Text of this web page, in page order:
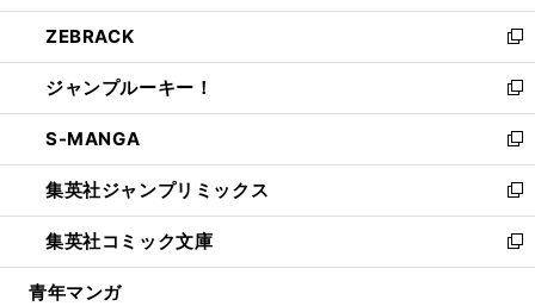
開
く
ウ
で
開
く
ン
ド
ウ
で
開
く
ウ
ィ
ン
ド
ウ
で
開
く
し
い
ウ
ィ
ン
ド
ウ
で
開
く
ZEBRACK
新
し
い
ウ
ィ
ン
ド
ウ
で
開
ジャンプルーキー！
新
し
い
ウ
ィ
ン
ド
ウ
S-MANGA
新
し
い
ウ
ィ
ン
集英社ジャンプリミックス
新
し
い
ウ
集英社コミック文庫
新
し
青年マンガ